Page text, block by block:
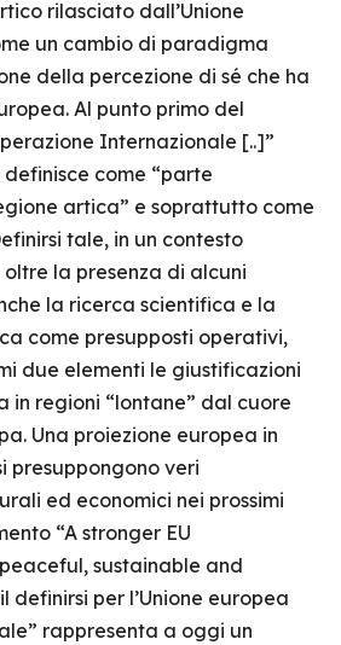
rilasciato dall’Unione
un cambio di paradigma
della percezione di sé che ha
Al punto primo del
Internazionale [..]”
definisce come “parte
artica” e soprattutto come
tale, in un contesto
la presenza di alcuni
la ricerca scientifica e la
come presupposti operativi,
due elementi le giustificazioni
in regioni “lontane” dal cuore
Una proiezione europea in
presuppongono veri
ed economici nei prossimi
“A stronger EU
sustainable and
definirsi per l’Unione europea
rappresenta a oggi un